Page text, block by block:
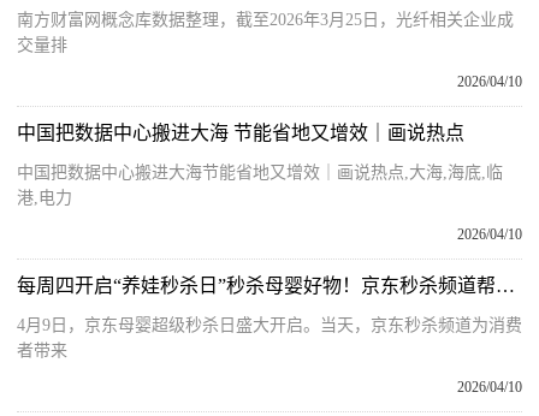
南方财富网概念库数据整理，截至2026年3月25日，光纤相关企业成
交量排
2026/04/10
中国把数据中心搬进大海 节能省地又增效｜画说热点
中国把数据中心搬进大海节能省地又增效｜画说热点,大海,海底,临
港,电力
2026/04/10
每周四开启“养娃秒杀日”秒杀母婴好物！京东秒杀频道帮宝爸宝妈省心又省钱
4月9日，京东母婴超级秒杀日盛大开启。当天，京东秒杀频道为消费
者带来
2026/04/10